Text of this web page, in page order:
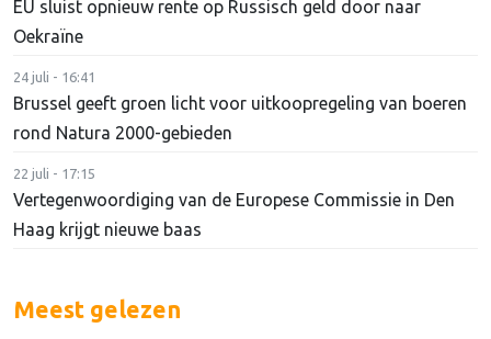
EU sluist opnieuw rente op Russisch geld door naar
Oekraïne
24 juli - 16:41
Brussel geeft groen licht voor uitkoopregeling van boeren
rond Natura 2000-gebieden
22 juli - 17:15
Vertegenwoordiging van de Europese Commissie in Den
Haag krijgt nieuwe baas
Meest gelezen